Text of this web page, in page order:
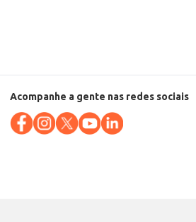
Acompanhe a gente nas redes sociais